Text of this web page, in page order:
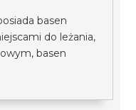
basen
do leżania,
basen